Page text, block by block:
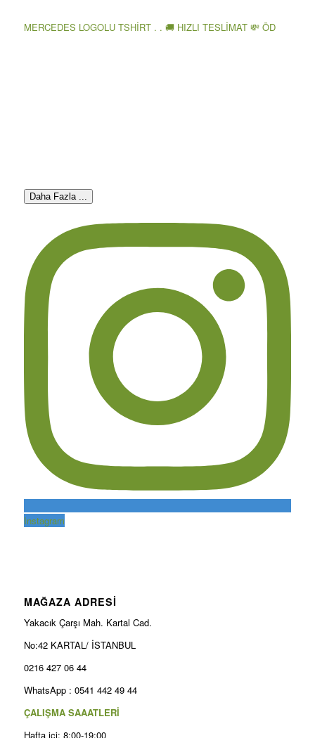
MERCEDES LOGOLU TSHİRT . . 🚚 HIZLI TESLİMAT 💸 ÖD
Daha Fazla ...
Instagram
MAĞAZA ADRESİ
Yakacık Çarşı Mah. Kartal Cad.
No:42 KARTAL/ İSTANBUL
0216 427 06 44
WhatsApp : 0541 442 49 44
ÇALIŞMA SAAATLERİ
Hafta içi: 8:00-19:00